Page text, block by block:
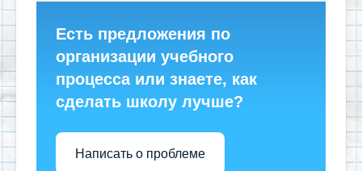
Есть предложения по
организации учебного
процесса или знаете, как
сделать школу лучше?
Написать о проблеме